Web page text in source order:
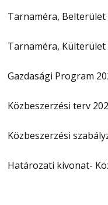
Tarnaméra,
Tarnaméra,
Gazdasági Program
Közbeszerzési terv
Közbeszerzési
Határozati kivonat-